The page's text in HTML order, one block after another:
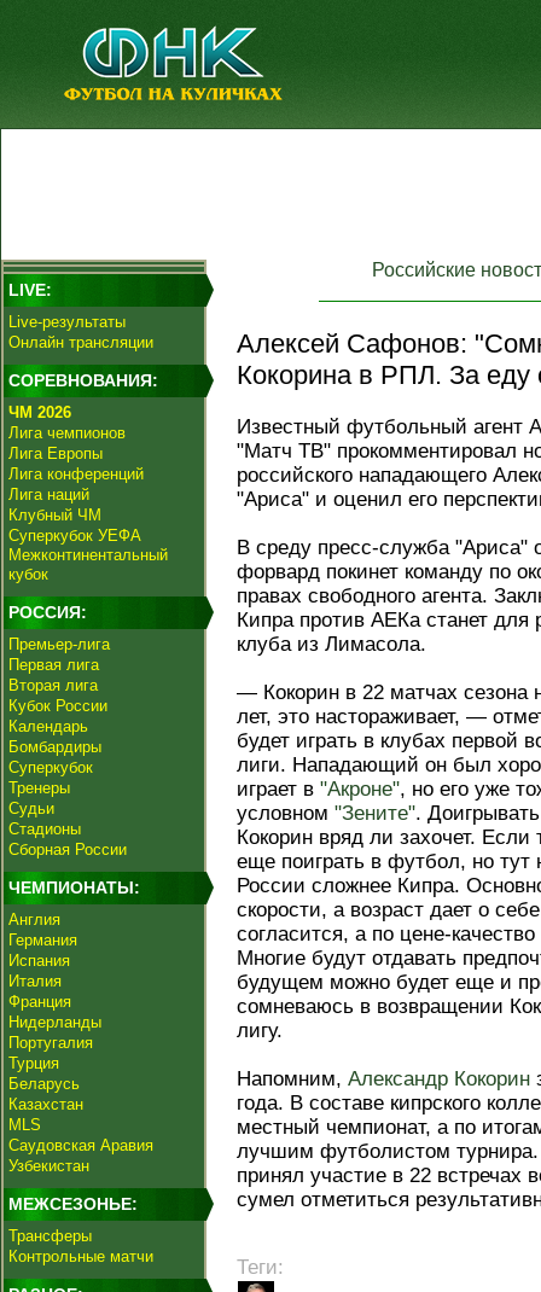
LIVE:
Live-результаты
Онлайн трансляции
СОРЕВНОВАНИЯ:
ЧМ 2026
Лига чемпионов
Лига Европы
Лига конференций
Лига наций
Клубный ЧМ
Суперкубок УЕФА
Межконтинентальный
кубок
РОССИЯ:
Премьер-лига
Первая лига
Вторая лига
Кубок России
Календарь
Бомбардиры
Суперкубок
Тренеры
Судьи
Стадионы
Сборная России
ЧЕМПИОНАТЫ:
Англия
Германия
Испания
Италия
Франция
Нидерланды
Португалия
Турция
Беларусь
Казахстан
MLS
Саудовская Аравия
Узбекистан
МЕЖСЕЗОНЬЕ:
Трансферы
Контрольные матчи
Российские
Алексей Сафонов:
Кокорина в РПЛ. За еду
Известный футбольный агент
"Матч ТВ" прокомментировал
российского нападающего
"Ариса" и оценил его
В среду пресс-служба "Ариса"
форвард покинет команду по
правах свободного агента.
Кипра против АЕКа станет для
клуба из Лимасола.
— Кокорин в 22 матчах сезона
лет, это настораживает, —
будет играть в клубах первой
лиги. Нападающий он был
играет в "Акроне", но его уже
условном "Зените".
Кокорин вряд ли захочет.
еще поиграть в футбол, но тут
России сложнее Кипра.
скорости, а возраст дает о
согласится, а по цене-
Многие будут отдавать
будущем можно будет еще и
сомневаюсь в возвращении
лигу.
Напомним, Александр Кокорин
года. В составе кипрского
местный чемпионат, а по
лучшим футболистом
принял участие в 22 встречах
сумел отметиться
Теги: